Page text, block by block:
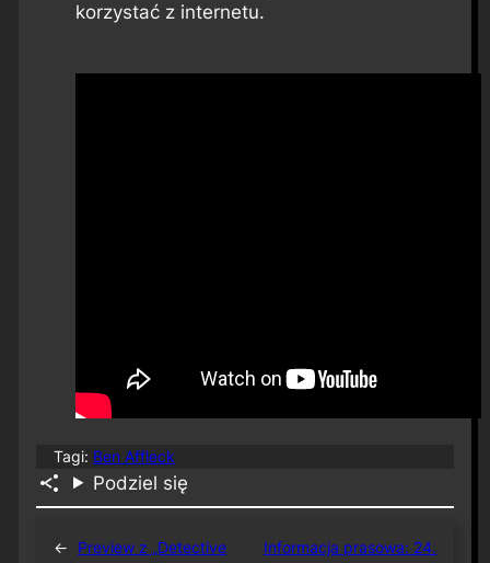
korzystać z internetu.
Tagi: Ben Affleck
Podziel się
←
Preview z „Detective
Informacja prasowa: 24.